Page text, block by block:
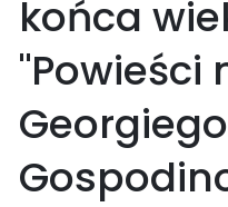
końca
"Powieści
Georgiego